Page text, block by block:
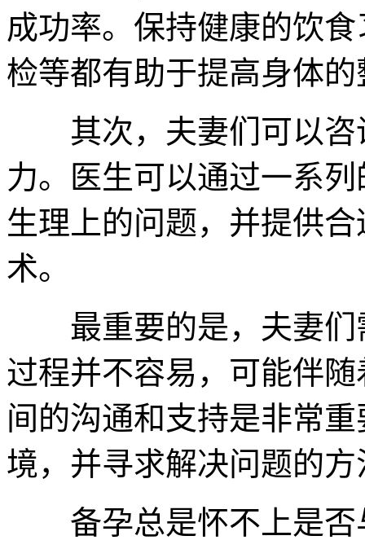
成功率。保持健康的饮
检等都有助于提高身体
其次，夫妻们可以咨
力。医生可以通过一系
生理上的问题，并提供
术。
最重要的是，夫妻们
过程并不容易，可能伴
间的沟通和支持是非常
境，并寻求解决问题的方
备孕总是怀不上是否